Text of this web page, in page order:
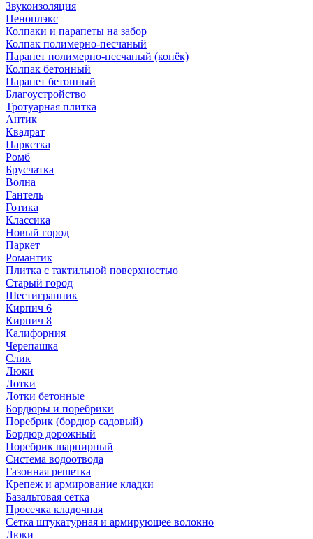
Звукоизоляция
Пеноплэкс
Колпаки и парапеты на забор
Колпак полимерно-песчаный
Парапет полимерно-песчаный (конёк)
Колпак бетонный
Парапет бетонный
Благоустройство
Тротуарная плитка
Антик
Квадрат
Паркетка
Ромб
Брусчатка
Волна
Гантель
Готика
Классика
Новый город
Паркет
Романтик
Плитка с тактильной поверхностью
Старый город
Шестигранник
Кирпич 6
Кирпич 8
Калифорния
Черепашка
Слик
Люки
Лотки
Лотки бетонные
Бордюры и поребрики
Поребрик (бордюр садовый)
Бордюр дорожный
Поребрик шарнирный
Система водоотвода
Газонная решетка
Крепеж и армирование кладки
Базальтовая сетка
Просечка кладочная
Сетка штукатурная и армирующее волокно
Люки